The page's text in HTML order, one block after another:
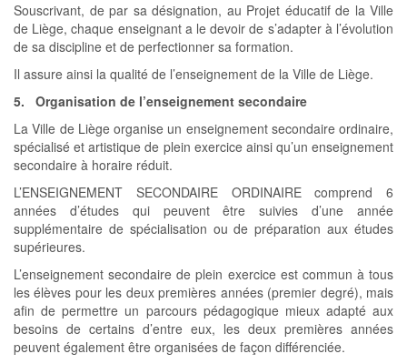
Souscrivant, de par sa désignation, au Projet éducatif de la Ville
de Liège, chaque enseignant a le devoir de s’adapter à l’évolution
de sa discipline et de perfectionner sa formation.
Il assure ainsi la qualité de l’enseignement de la Ville de Liège.
5. Organisation de l’enseignement secondaire
La Ville de Liège organise un enseignement secondaire ordinaire,
spécialisé et artistique de plein exercice ainsi qu’un enseignement
secondaire à horaire réduit.
L’ENSEIGNEMENT SECONDAIRE ORDINAIRE comprend 6
années d’études qui peuvent être suivies d’une année
supplémentaire de spécialisation ou de préparation aux études
supérieures.
L’enseignement secondaire de plein exercice est commun à tous
les élèves pour les deux premières années (premier degré), mais
afin de permettre un parcours pédagogique mieux adapté aux
besoins de certains d’entre eux, les deux premières années
peuvent également être organisées de façon différenciée.